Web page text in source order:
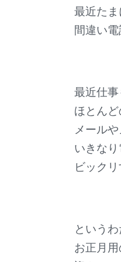
最近たま
間違い
最近仕
ほとん
メール
いきな
ビック
という
お正月